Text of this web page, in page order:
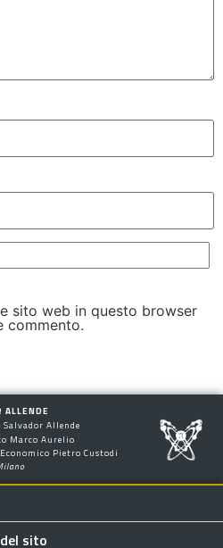
sito web in questo browser
commento.
ALLENDE
Allende
Marco Aurelio
Pietro Custodi
sito